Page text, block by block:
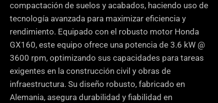
compactación de suelos y acabados, haciendo uso de
tecnología avanzada para maximizar eficiencia y
rendimiento. Equipado con el robusto motor Honda
GX160, este equipo ofrece una potencia de 3.6 kW @
3600 rpm, optimizando sus capacidades para tareas
exigentes en la construcción civil y obras de
infraestructura. Su diseño robusto, fabricado en
Alemania, asegura durabilidad y fiabilidad en